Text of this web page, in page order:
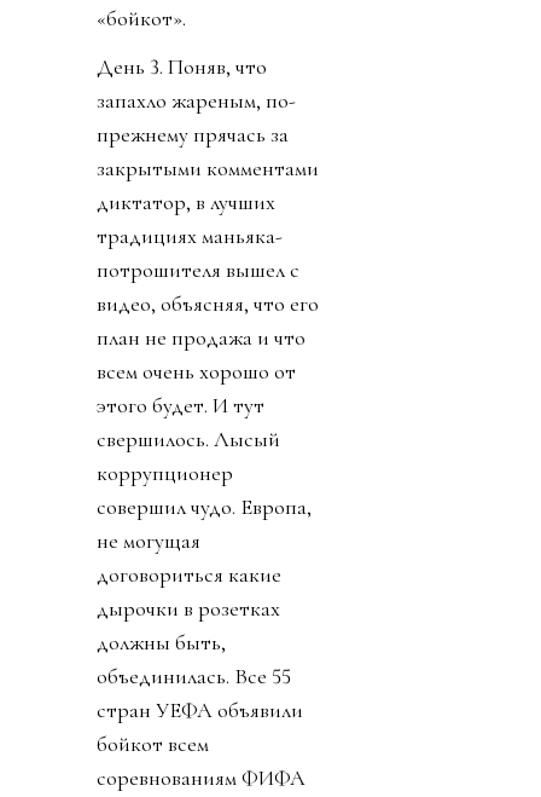
«бойкот».
День 3. Поняв, что
запахло жареным, по-
прежнему прячась за
закрытыми комментами
диктатор, в лучших
традициях маньяка-
потрошителя вышел с
видео, объясняя, что его
план не продажа и что
всем очень хорошо от
этого будет. И тут
свершилось. Лысый
коррупционер
совершил чудо. Европа,
не могущая
договориться какие
дырочки в розетках
должны быть,
объединилась. Все 55
стран УЕФА объявили
бойкот всем
соревнованиям ФИФА